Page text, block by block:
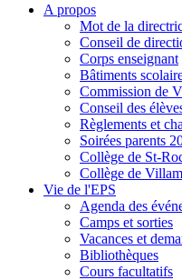
A propos
Mot de la
Conseil de
Corps enseignant
Bâtiments
Commission de
Conseil des
Règlements et
Soirées parents
Collège de St-
Collège de
Vie de l'EPS
Agenda des
Camps et sorties
Vacances et
Bibliothèques
Cours facultatifs